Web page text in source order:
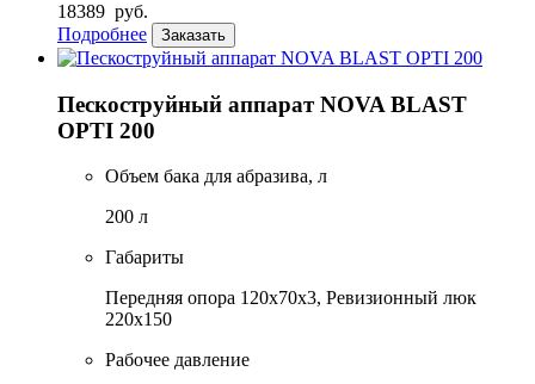
18389 руб.
Подробнее
Заказать
Пескоструйный аппарат NOVA BLAST
OPTI 200
Объем бака для абразива, л
200 л
Габариты
Передняя опора 120х70х3, Ревизионный люк
220х150
Рабочее давление